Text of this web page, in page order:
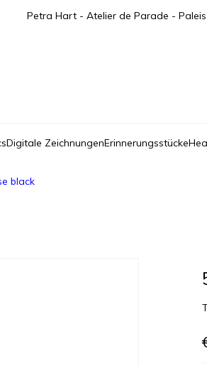
Petra Hart - Atelier de Parade -
Digitale ZeichnungenErinnerungsstücke
black